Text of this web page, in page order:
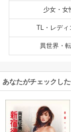
少女・女
TL・レディ
異世界・
あなたがチェックし